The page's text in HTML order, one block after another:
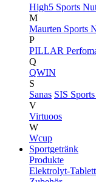
High5 Sports
M
Maurten Sports
P
PILLAR
Q
QWIN
S
Sanas SIS
V
Virtuoos
W
Wcup
Sportgetränk
Produkte
Elektrolyt-